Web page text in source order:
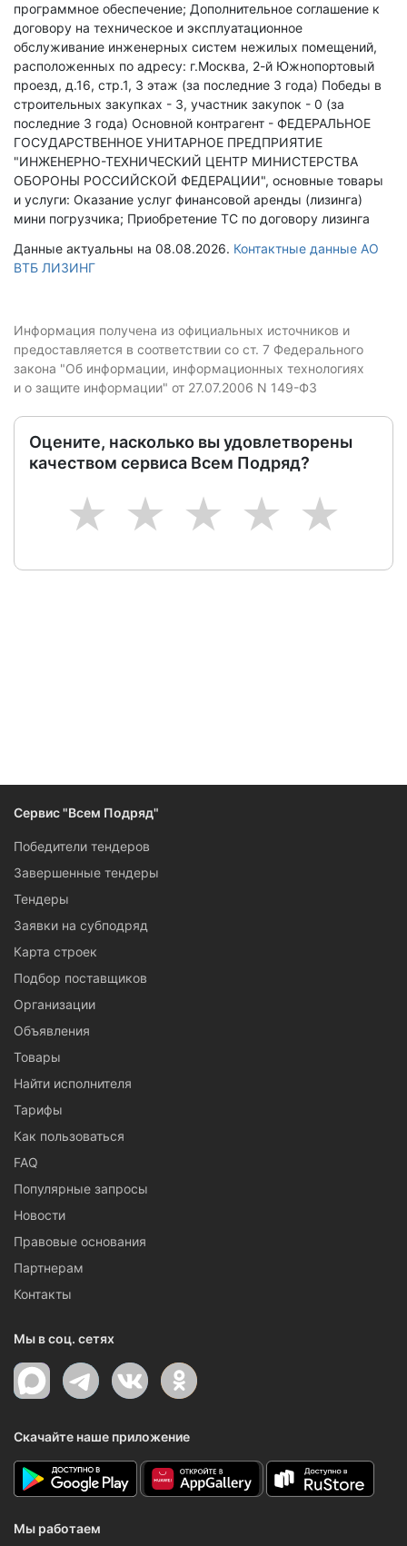
программное обеспечение; Дополнительное соглашение к
договору на техническое и эксплуатационное
обслуживание инженерных систем нежилых помещений,
расположенных по адресу: г.Москва, 2-й Южнопортовый
проезд, д.16, стр.1, 3 этаж (за последние 3 года) Победы в
строительных закупках - 3, участник закупок - 0 (за
последние 3 года) Основной контрагент - ФЕДЕРАЛЬНОЕ
ГОСУДАРСТВЕННОЕ УНИТАРНОЕ ПРЕДПРИЯТИЕ
"ИНЖЕНЕРНО-ТЕХНИЧЕСКИЙ ЦЕНТР МИНИСТЕРСТВА
ОБОРОНЫ РОССИЙСКОЙ ФЕДЕРАЦИИ", основные товары
и услуги: Оказание услуг финансовой аренды (лизинга)
мини погрузчика; Приобретение ТС по договору лизинга
Данные актуальны на 08.08.2026. Контактные данные АО
ВТБ ЛИЗИНГ
Информация получена из официальных источников и
предоставляется в соответствии со ст. 7 Федерального
закона "Об информации, информационных технологиях
и о защите информации" от 27.07.2006 N 149-ФЗ
Оцените, насколько вы удовлетворены
качеством сервиса Всем Подряд?
5
4
3
2
1
Сервис "Всем Подряд"
Победители тендеров
Завершенные тендеры
Тендеры
Заявки на субподряд
Карта строек
Подбор поставщиков
Организации
Объявления
Товары
Найти исполнителя
Тарифы
Как пользоваться
FAQ
Популярные запросы
Новости
Правовые основания
Партнерам
Контакты
Мы в соц. сетях
Скачайте наше приложение
Мы работаем